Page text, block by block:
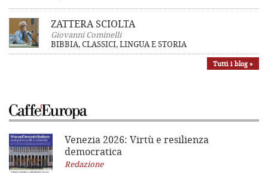
ZATTERA SCIOLTA
Giovanni Cominelli
BIBBIA, CLASSICI, LINGUA E STORIA
Tutti i blog »
Venezia 2026: Virtù e resilienza
democratica
Redazione